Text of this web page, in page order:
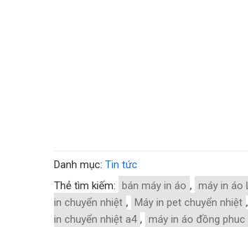
Danh mục: Tin tức
Thẻ tìm kiếm: bán máy in áo , máy in áo
in chuyển nhiệt , Máy in pet chuyển nhiệt ,
in chuyển nhiệt a4 , máy in áo đồng phuc